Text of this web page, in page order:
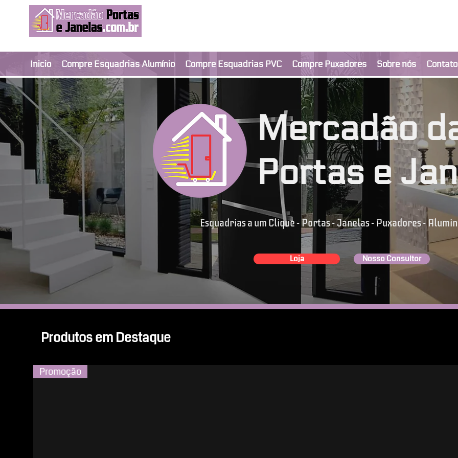
Inicio Compre Esquadrias Alumínio Compre Esquadrias PVC Compre Puxadores Sobre nós Contato
Mercadão
Portas e
Esquadrias a um Clique - Portas - Janelas - Puxadores -
Loja Nosso Consultor
Produtos em Destaque
Promoção